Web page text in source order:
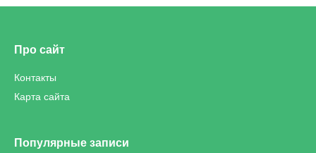
Про сайт
Контакты
Карта сайта
Популярные записи